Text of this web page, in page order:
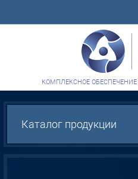
КОМПЛЕКСНОЕ
Каталог продукции